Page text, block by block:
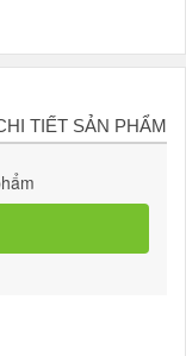
TIẾT SẢN PHẨM